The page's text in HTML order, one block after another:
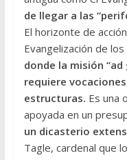
de llegar a las
El horizonte de
Evangelización de
donde la misión
requiere
estructuras. Es una
apoyada en un
un dicasterio
Tagle, cardenal que